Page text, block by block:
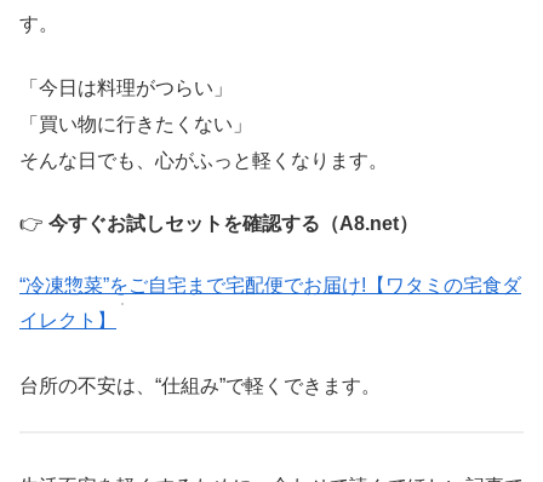
す。
「今日は料理がつらい」
「買い物に行きたくない」
そんな日でも、心がふっと軽くなります。
👉 今すぐお試しセットを確認する（A8.net）
“冷凍惣菜”をご自宅まで宅配便でお届け!【ワタミの宅食ダ
イレクト】
台所の不安は、“仕組み”で軽くできます。